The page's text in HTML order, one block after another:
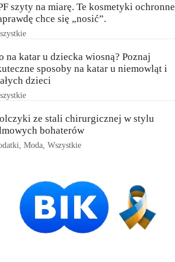
szyty na miarę. Te kosmetyki ochronne
chce się „nosić”.
na katar u dziecka wiosną? Poznaj
sposoby na katar u niemowląt i
dzieci
ze stali chirurgicznej w stylu
bohaterów
,Moda ,Wszystkie